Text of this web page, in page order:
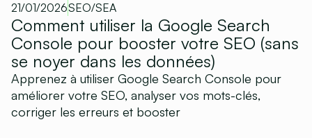
21/01/2026SEO/SEA
Comment utiliser la Google Search
Console pour booster votre SEO (sans
se noyer dans les données)
Apprenez à utiliser Google Search Console pour
améliorer votre SEO, analyser vos mots-clés,
corriger les erreurs et booster